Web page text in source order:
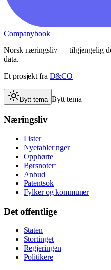
Companybook
Norsk næringsliv — tilgjengelig
data.
Et prosjekt fra D&CO
Bytt tema Bytt tema
Næringsliv
Lister
Nyetableringer
Opphørte
Børsnotert
Anbud
Patentsok
Fylker og kommuner
Det offentlige
Staten
Stortinget
Regjeringen
Politikere